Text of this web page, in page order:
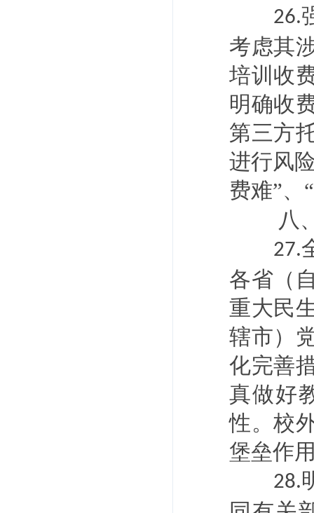
26.
考虑其
培训收
明确收
第三方
进行风
费难”、
八
27.
各省（
重大民
辖市）
化完善
真做好
性。校
堡垒作
28.